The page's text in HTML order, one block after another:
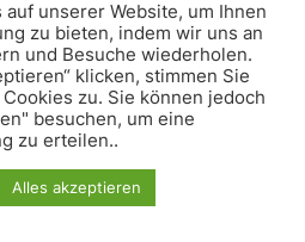
Theme von WPZOOM
unserer Website, um Ihnen
zu bieten, indem wir uns an
und Besuche wiederholen.
klicken, stimmen Sie
zu. Sie können jedoch
besuchen, um eine
zu erteilen..
Alles akzeptieren